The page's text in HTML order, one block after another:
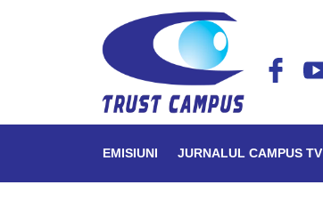
EMISIUNI JURNALUL CAMPUS TV